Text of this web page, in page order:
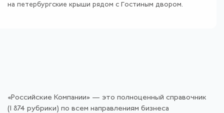
на петербургские крыши рядом с Гостиным двором.
«Российские Компании» — это полноценный справочник
(1 874 рубрики) по всем направлениям бизнеса